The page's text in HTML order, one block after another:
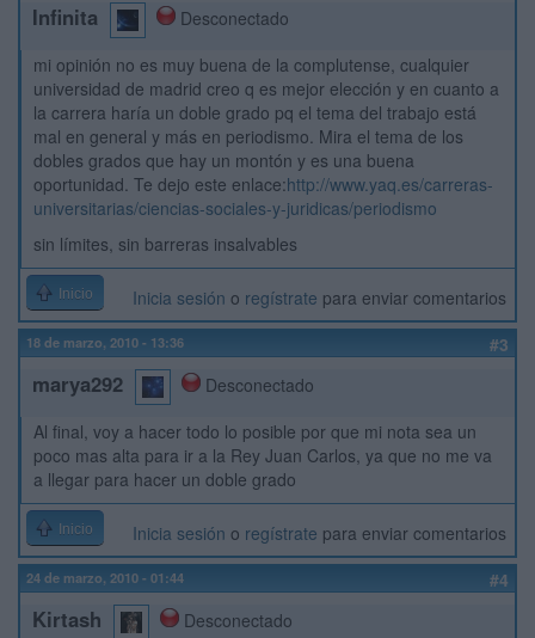
Infinita
Desconectado
mi opinión no es muy buena de la complutense, cualquier
universidad de madrid creo q es mejor elección y en cuanto a
la carrera haría un doble grado pq el tema del trabajo está
mal en general y más en periodismo. Mira el tema de los
dobles grados que hay un montón y es una buena
oportunidad. Te dejo este enlace:http://www.yaq.es/carreras-
universitarias/ciencias-sociales-y-juridicas/periodismo
sin límites, sin barreras insalvables
Inicio Inicia sesión o regístrate para enviar comentarios
18 de marzo, 2010 - 13:36 #3
marya292
Desconectado
Al final, voy a hacer todo lo posible por que mi nota sea un
poco mas alta para ir a la Rey Juan Carlos, ya que no me va
a llegar para hacer un doble grado
Inicio Inicia sesión o regístrate para enviar comentarios
24 de marzo, 2010 - 01:44 #4
Kirtash
Desconectado